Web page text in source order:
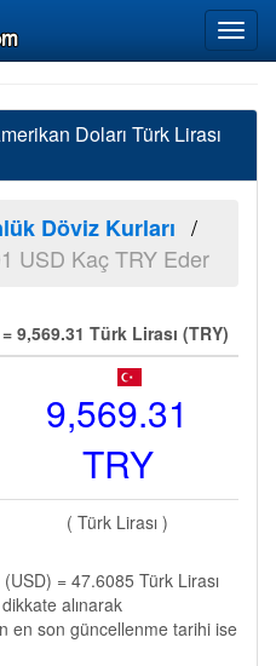
Doları Türk Lirası
Döviz Kurları
USD Kaç TRY Eder
9,569.31 Türk Lirası (TRY)
9,569.31
TRY
( Türk Lirası )
= 47.6085 Türk Lirası
alınarak
en son güncellenme tarihi ise